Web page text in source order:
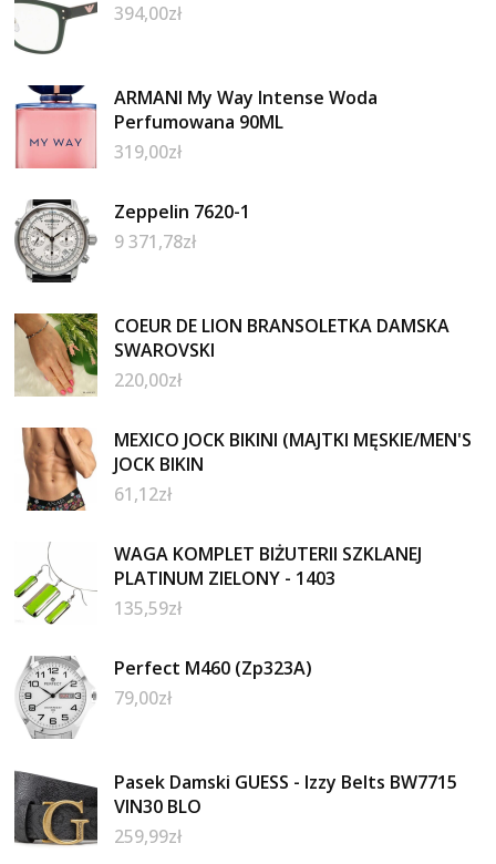
394,00zł
ARMANI My Way Intense Woda
Perfumowana 90ML
319,00zł
Zeppelin 7620-1
9 371,78zł
COEUR DE LION BRANSOLETKA DAMSKA
SWAROVSKI
220,00zł
MEXICO JOCK BIKINI (MAJTKI MĘSKIE/MEN'S
JOCK BIKIN
61,12zł
WAGA KOMPLET BIŻUTERII SZKLANEJ
PLATINUM ZIELONY - 1403
135,59zł
Perfect M460 (Zp323A)
79,00zł
Pasek Damski GUESS - Izzy Belts BW7715
VIN30 BLO
259,99zł